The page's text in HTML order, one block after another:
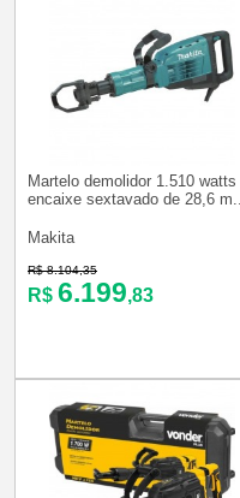
Martelo demolidor 1.510 watts
encaixe sextavado de 28,6 m...
Makita
R$ 8.104,35
R$ 6.199,83